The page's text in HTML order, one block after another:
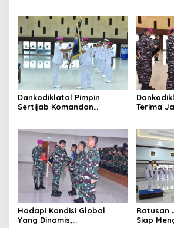
Selatan
Dankodiklatal Pimpin
Sertijab Komandan
Terima
Hadapi Kondisi Global
Yang Dinamis,
Ratusan
Siap